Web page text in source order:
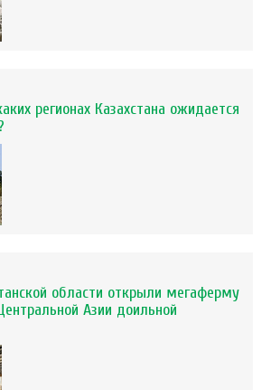
регионах Казахстана ожидается
области открыли мегаферму
Азии доильной